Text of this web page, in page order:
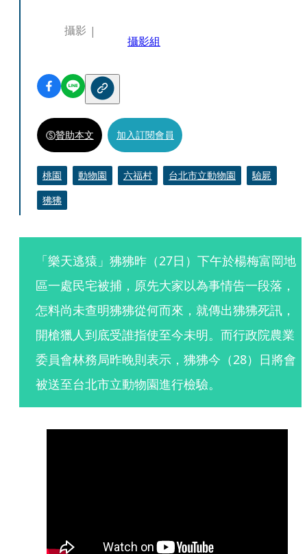
攝影
攝影組
贊助本文 加入訂閱會員
桃園 動物園 六福村 台北市立動物園
驗屍
狒狒
「樂天逃猿」狒狒昨（27日）下午於楊梅富岡地
區一處民宅被捕，原先大家以為事情告一段落，
怎料尚未查明狒狒從何而來，就傳出狒狒死訊，
開槍獵人到底受誰指使至今未明。而行政院農業
委員會林務局昨晚則表示，狒狒今（28）日將會
被送至台北市立動物園進行檢驗。